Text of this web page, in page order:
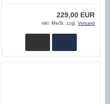
229,00 EUR
inkl. MwSt. zzgl. Versand